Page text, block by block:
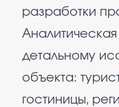
разработки
детальному
объекта:
гостиницы,